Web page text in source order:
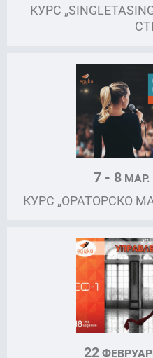
КУРС
7 - 8МАР.
КУРС „ОРАТОРСКО
22